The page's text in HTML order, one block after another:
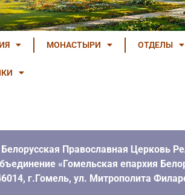
МОНАСТЫРИ ОТДЕЛЫ
Православная Церковь
«Гомельская епархия
г.Гомель, ул. Митрополита